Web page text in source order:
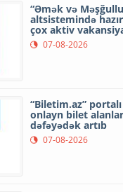
“Əmək və
altsistemində
çox aktiv
07-08-2026
“Biletim.az”
onlayn bilet
dəfəyədək artıb
07-08-2026